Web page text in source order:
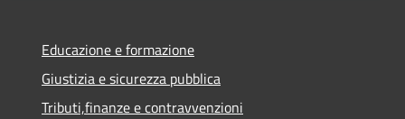
Educazione e formazione
Giustizia e sicurezza pubblica
Tributi,finanze e contravvenzioni